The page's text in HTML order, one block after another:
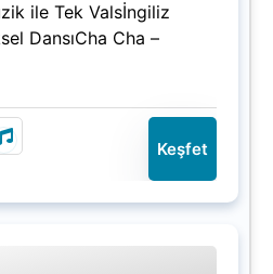
ile Tek Valsİngiliz
DansıCha Cha –
Keşfet